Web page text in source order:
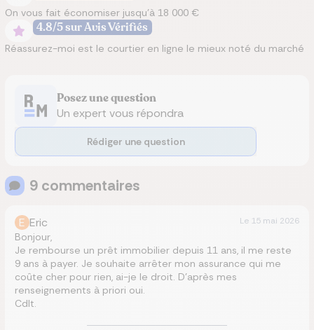
On vous fait économiser jusqu’à 18 000 €
4.8/5 sur Avis Vérifiés
Réassurez-moi est le courtier en ligne le mieux noté du marché
Posez une question
Un expert vous répondra
Rédiger une question
9 commentaires
E Eric Le 15 mai 2026
Bonjour,
Je rembourse un prêt immobilier depuis 11 ans, il me reste
9 ans à payer. Je souhaite arrêter mon assurance qui me
coûte cher pour rien, ai-je le droit. D’après mes
renseignements à priori oui.
Cdlt.